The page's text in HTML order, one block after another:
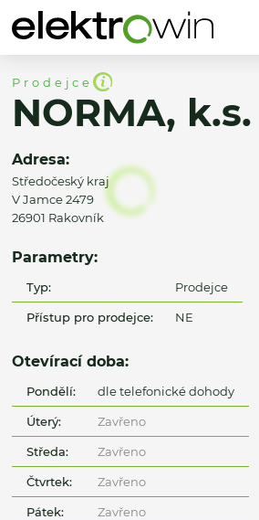
Prodejce
NORMA, k.s.
Adresa:
Středočeský kraj
V Jamce 2479
26901 Rakovník
Parametry:
Typ: Prodejce
Přístup pro prodejce: NE
Otevírací doba:
Pondělí: dle telefonické dohody
Úterý: Zavřeno
Středa: Zavřeno
Čtvrtek: Zavřeno
Pátek: Zavřeno